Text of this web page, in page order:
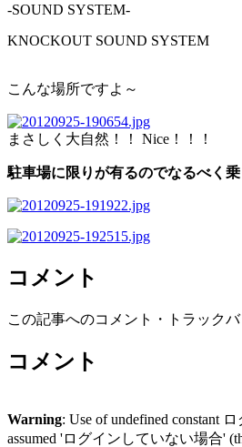
-SOUND SYSTEM-
KNOCKOUT SOUND SYSTEM
こんな場所ですよ～
まさしく大自然！！ Nice！！！
駐車場に限りが有るのでなるべく乗
コメント
この記事へのコメント・トラックバ
コメント
Warning: Use of undefined constant
assumed 'ログインしていない場合'